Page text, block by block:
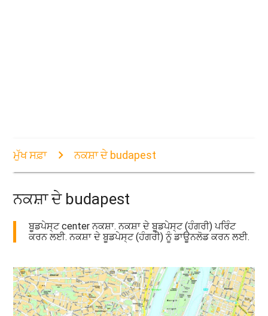
ਮੁੱਖ ਸਫ਼ਾ ਨਕਸ਼ਾ ਦੇ budapest
ਨਕਸ਼ਾ ਦੇ budapest
ਬੂਡਪੇਸ੍ਟ center ਨਕਸ਼ਾ. ਨਕਸ਼ਾ ਦੇ ਬੂਡਪੇਸ੍ਟ (ਹੰਗਰੀ) ਪਰਿੰਟ
ਕਰਨ ਲਈ. ਨਕਸ਼ਾ ਦੇ ਬੂਡਪੇਸ੍ਟ (ਹੰਗਰੀ) ਨੂੰ ਡਾਊਨਲੋਡ ਕਰਨ ਲਈ.